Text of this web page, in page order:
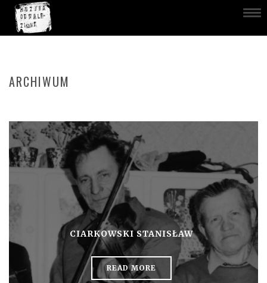
ARCHIWUM
CIARKOWSKI STANISŁAW
READ MORE